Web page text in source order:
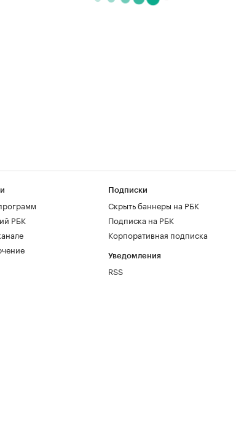
РБК
Подписки
Скрыть баннеры на РБК
Подписка на РБК
Корпоративная подписка
Уведомления
RSS